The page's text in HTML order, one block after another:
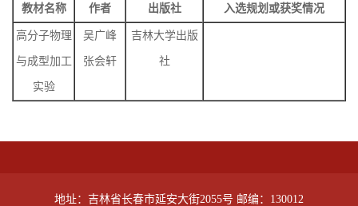
教材名称 作者 出版社 入选规划或获奖情况
高分子物理
与成型加工
实验
吴广峰
张会轩
吉林大学出版
社
地址：吉林省长春市延安大街2055号 邮编：130012